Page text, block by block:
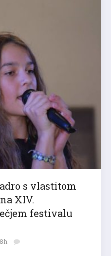
s vlastitom
XIV.
festivalu